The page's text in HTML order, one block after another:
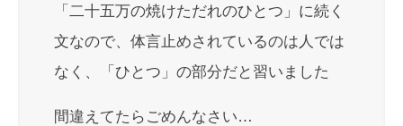
「二十五万の焼けただれのひとつ」に続く
文なので、体言止めされているのは人では
なく、「ひとつ」の部分だと習いました
間違えてたらごめんなさい…